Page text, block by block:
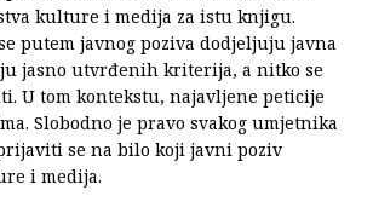
kulture i medija za istu knjigu.
putem javnog poziva dodjeljuju javna
jasno utvrđenih kriterija, a nitko se
U tom kontekstu, najavljene peticije
Slobodno je pravo svakog umjetnika
se na bilo koji javni poziv
i medija.